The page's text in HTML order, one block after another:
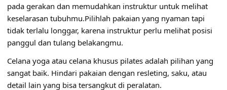
pada gerakan dan memudahkan instruktur untuk melihat
keselarasan tubuhmu.Pilihlah pakaian yang nyaman tapi
tidak terlalu longgar, karena instruktur perlu melihat posisi
panggul dan tulang belakangmu.
Celana yoga atau celana khusus pilates adalah pilihan yang
sangat baik. Hindari pakaian dengan resleting, saku, atau
detail lain yang bisa tersangkut di peralatan.